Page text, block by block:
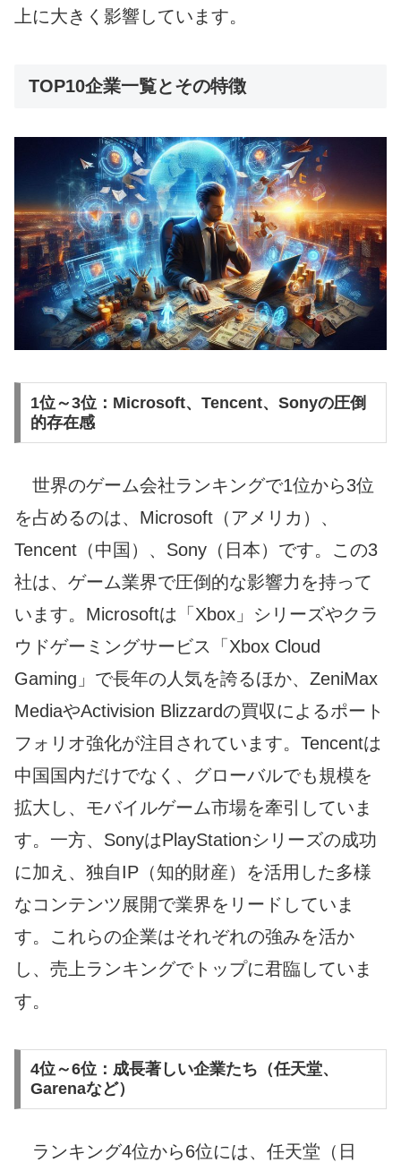
上に大きく影響しています。
TOP10企業一覧とその特徴
1位～3位：Microsoft、Tencent、Sonyの圧倒
的存在感
世界のゲーム会社ランキングで1位から3位
を占めるのは、Microsoft（アメリカ）、
Tencent（中国）、Sony（日本）です。この3
社は、ゲーム業界で圧倒的な影響力を持って
います。Microsoftは「Xbox」シリーズやクラ
ウドゲーミングサービス「Xbox Cloud
Gaming」で長年の人気を誇るほか、ZeniMax
MediaやActivision Blizzardの買収によるポート
フォリオ強化が注目されています。Tencentは
中国国内だけでなく、グローバルでも規模を
拡大し、モバイルゲーム市場を牽引していま
す。一方、SonyはPlayStationシリーズの成功
に加え、独自IP（知的財産）を活用した多様
なコンテンツ展開で業界をリードしていま
す。これらの企業はそれぞれの強みを活か
し、売上ランキングでトップに君臨していま
す。
4位～6位：成長著しい企業たち（任天堂、
Garenaなど）
ランキング4位から6位には、任天堂（日